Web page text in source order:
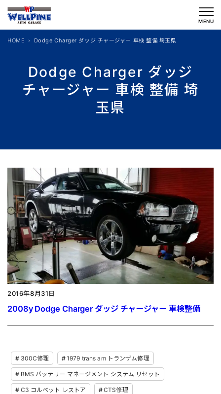
を
MENU
Dodge Charger ダッジ
チャージャー 車検 整備 埼
玉県
HOME Dodge Charger ダッジ チャージャー 車検 整備 埼玉県
2016年8月31日
2008y Dodge Charger ダッジ チャージャー 車検整備
300C修理 1979 trans am トランザム修理
BMS バッテリー マネージメント システム リセット
C3 コルベット レストア CTS修理